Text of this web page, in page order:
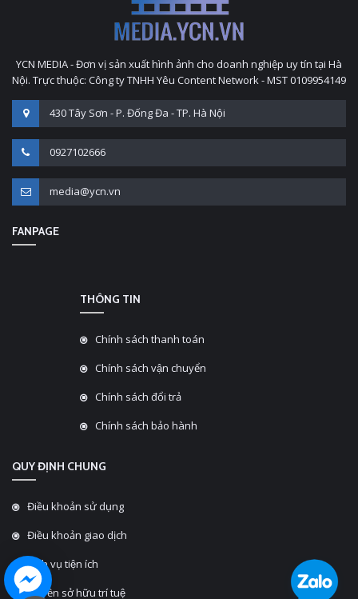
YCN MEDIA - Đơn vị sản xuất hình ảnh cho doanh nghiệp uy tín tại Hà
Nội. Trực thuộc: Công ty TNHH Yêu Content Network - MST 0109954149
430 Tây Sơn - P. Đống Đa - TP. Hà Nội
0927102666
media@ycn.vn
FANPAGE
THÔNG TIN
Chính sách thanh toán
Chính sách vận chuyển
Chính sách đổi trả
Chính sách bảo hành
QUY ĐỊNH CHUNG
Điều khoản sử dụng
Điều khoản giao dịch
Dịch vụ tiện ích
Quyền sở hữu trí tuệ